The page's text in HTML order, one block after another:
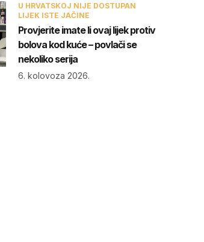
U HRVATSKOJ NIJE DOSTUPAN
LIJEK ISTE JAČINE
Provjerite imate li ovaj lijek protiv
bolova kod kuće – povlači se
nekoliko serija
6. kolovoza 2026.